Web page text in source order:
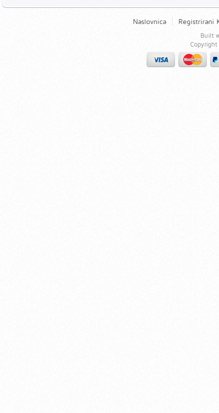
Naslovnica Registrirani
Built